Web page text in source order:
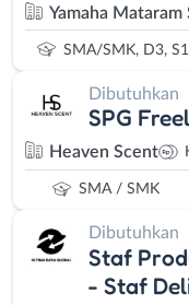
Yamaha Mataram
SMA/SMK, D3, S1
Dibutuhkan
SPG
Heaven Scent
SMA / SMK
Dibutuhkan
Staf
- Staf